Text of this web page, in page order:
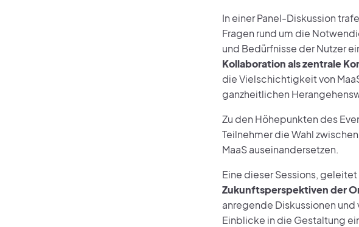
In einer Panel-Diskussion
Fragen rund um die
und Bedürfnisse der Nutzer
Kollaboration als zentrale
die Vielschichtigkeit von
ganzheitlichen
Zu den Höhepunkten des
Teilnehmer die Wahl
MaaS auseinandersetzen.
Eine dieser Sessions,
Zukunftsperspektiven der
anregende Diskussionen
Einblicke in die Gestaltung